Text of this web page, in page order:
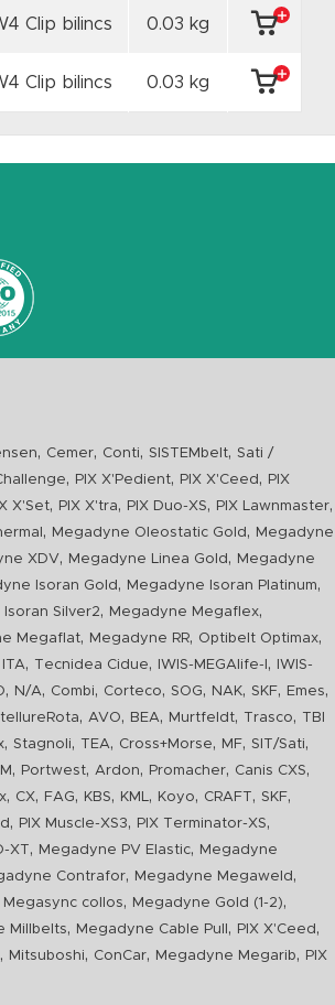
Clip bilincs 0.03 kg
Clip bilincs 0.03 kg
, Cemer, Conti,SISTEMbelt,Sati /
, PIX X'Pedient, PIX X'Ceed ,
PIX
X'Set, PIX X'tra, PIX Duo-XS, PIX Lawnmaster,
, Megadyne Oleostatic Gold ,
Megadyne
XDV, Megadyne Linea Gold ,
Megadyne
Isoran Gold , Megadyne Isoran Platinum,
Silver2, Megadyne Megaflex,
Megaflat, Megadyne RR, Optibelt Optimax,
ITA, Tecnidea Cidue, IWIS-MEGAlife-I ,
IWIS-
, N/A, Combi, Corteco,SOG, NAK,SKF, Emes,
tellureRota, AVO, BEA, Murtfeldt, Trasco, TBI
,Stagnoli, TEA, Cross+Morse, MF,SIT/Sati,
, Portwest, Ardon, Promacher, Canis CXS,
, CX, FAG, KBS, KML, Koyo, CRAFT,SKF,
, PIX Muscle-XS3, PIX Terminator-XS,
XT, Megadyne PV Elastic,
Megadyne
Contrafor, Megadyne Megaweld ,
collos, Megadyne Gold (1-2),
Millbelts, Megadyne Cable Pull , PIX X'Ceed ,
, Mitsuboshi, ConCar, Megadyne Megarib,
PIX